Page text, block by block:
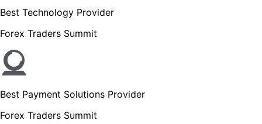
Best Technology Provider
Forex Traders Summit
Best Payment Solutions Provider
Forex Traders Summit